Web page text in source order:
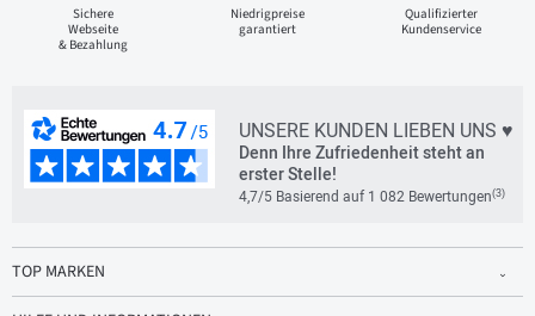
Sichere
Webseite
& Bezahlung
Niedrigpreise
garantiert
Qualifizierter
Kundenservice
UNSERE KUNDEN LIEBEN UNS ♥
Denn Ihre Zufriedenheit steht an
erster Stelle!
4,7/5 Basierend auf 1 082 Bewertungen(3)
TOP MARKEN